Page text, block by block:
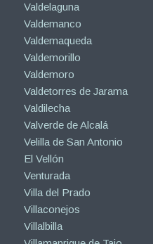
Valdelaguna
Valdemanco
Valdemaqueda
Valdemorillo
Valdemoro
Valdetorres de Jarama
Valdilecha
Valverde de Alcalá
Velilla de San Antonio
El Vellón
Venturada
Villa del Prado
Villaconejos
Villalbilla